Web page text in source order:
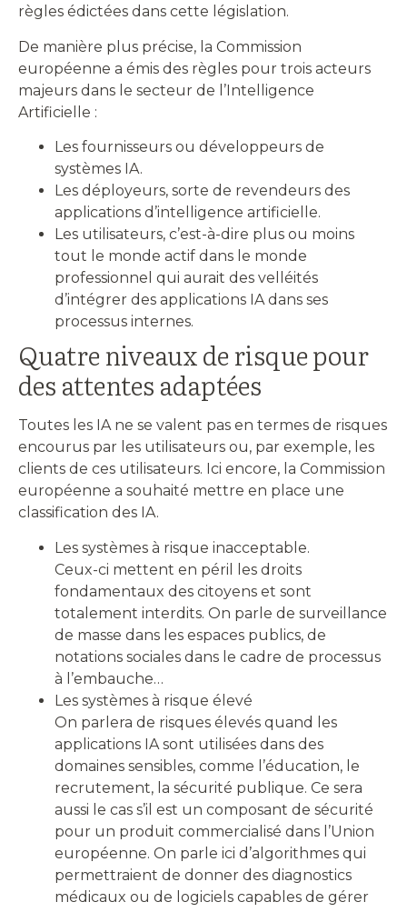
règles édictées dans cette législation.
De manière plus précise, la Commission
européenne a émis des règles pour trois acteurs
majeurs dans le secteur de l’Intelligence
Artificielle :
Les fournisseurs ou développeurs de
systèmes IA.
Les déployeurs, sorte de revendeurs des
applications d’intelligence artificielle.
Les utilisateurs, c’est-à-dire plus ou moins
tout le monde actif dans le monde
professionnel qui aurait des velléités
d’intégrer des applications IA dans ses
processus internes.
Quatre niveaux de risque pour
des attentes adaptées
Toutes les IA ne se valent pas en termes de risques
encourus par les utilisateurs ou, par exemple, les
clients de ces utilisateurs. Ici encore, la Commission
européenne a souhaité mettre en place une
classification des IA.
Les systèmes à risque inacceptable.
Ceux-ci mettent en péril les droits
fondamentaux des citoyens et sont
totalement interdits. On parle de surveillance
de masse dans les espaces publics, de
notations sociales dans le cadre de processus
à l’embauche…
Les systèmes à risque élevé
On parlera de risques élevés quand les
applications IA sont utilisées dans des
domaines sensibles, comme l’éducation, le
recrutement, la sécurité publique. Ce sera
aussi le cas s’il est un composant de sécurité
pour un produit commercialisé dans l’Union
européenne. On parle ici d’algorithmes qui
permettraient de donner des diagnostics
médicaux ou de logiciels capables de gérer